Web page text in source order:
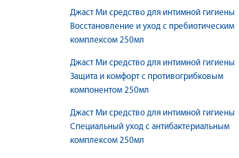
Джаст Ми средство для интимной гигиены
Восстановление и уход с пребиотическим
комплексом 250мл
Джаст Ми средство для интимной гигиены
Защита и комфорт с противогрибковым
компонентом 250мл
Джаст Ми средство для интимной гигиены
Специальный уход с антибактериальным
комплексом 250мл